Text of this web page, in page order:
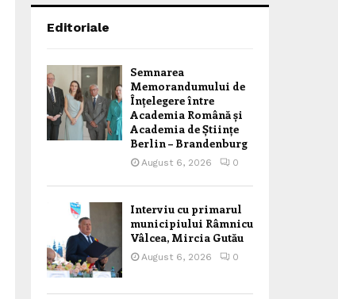
Editoriale
Semnarea
Memorandumului de
Înțelegere între
Academia Română și
Academia de Științe
Berlin – Brandenburg
August 6, 2026 0
Interviu cu primarul
municipiului Râmnicu
Vâlcea, Mircia Gutău
August 6, 2026 0